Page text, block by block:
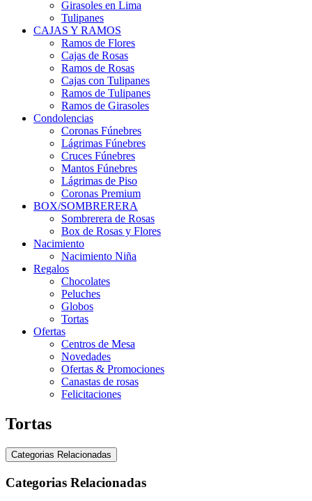
Girasoles en Lima
Tulipanes
CAJAS Y RAMOS
Ramos de Flores
Cajas de Rosas
Ramos de Rosas
Cajas con Tulipanes
Ramos de Tulipanes
Ramos de Girasoles
Condolencias
Coronas Fúnebres
Lágrimas Fúnebres
Cruces Fúnebres
Mantos Fúnebres
Lágrimas de Piso
Coronas Premium
BOX/SOMBRERERA
Sombrerera de Rosas
Box de Rosas y Flores
Nacimiento
Nacimiento Niña
Regalos
Chocolates
Peluches
Globos
Tortas
Ofertas
Centros de Mesa
Novedades
Ofertas & Promociones
Canastas de rosas
Felicitaciones
Tortas
Categorias Relacionadas
Categorias Relacionadas